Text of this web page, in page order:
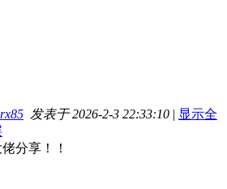
发表于 2026-2-3 22:33:10 | 显示全
分享！！